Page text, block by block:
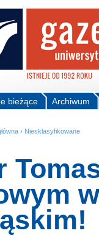
Archiwum
bieżące
› Niesklasyfikowane